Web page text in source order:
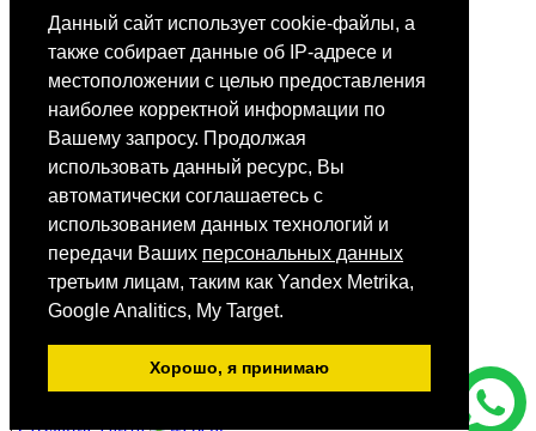
Данный сайт использует cookie-файлы, а
также собирает данные об IP-адресе и
местоположении с целью предоставления
наиболее корректной информации по
Вашему запросу. Продолжая
использовать данный ресурс, Вы
автоматически соглашаетесь с
использованием данных технологий и
передачи Ваших персональных данных
третьим лицам, таким как Yandex Metrika,
Google Analitics, My Target.
Хорошо, я принимаю
Специалисты
Выбор звезд
Мобильное приложение
Android iOS
App Store
Все фотографии размещены на сайте на основании ст.152.1.